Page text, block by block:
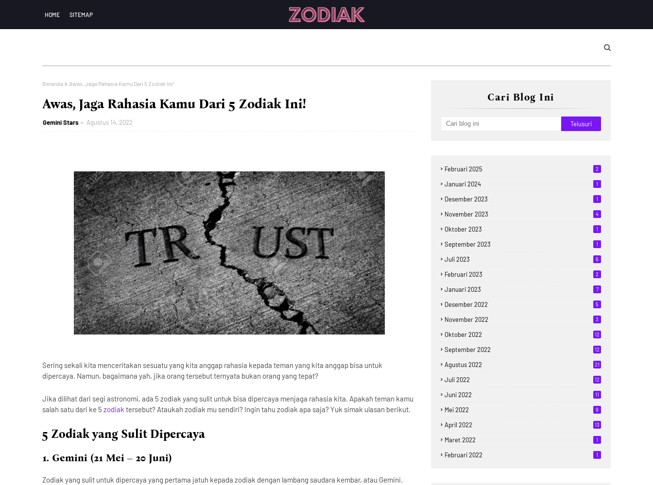
HOME SITEMAP
Beranda Awas, Jaga Rahasia Kamu Dari 5 Zodiak Ini!
Awas, Jaga Rahasia Kamu Dari 5 Zodiak Ini!
Gemini Stars Agustus 14, 2022
Sering sekali kita menceritakan sesuatu yang kita anggap rahasia kepada teman yang kita anggap bisa untuk
dipercaya. Namun, bagaimana yah, jika orang tersebut ternyata bukan orang yang tepat?
Jika dilihat dari segi astronomi, ada 5 zodiak yang sulit untuk bisa dipercaya menjaga rahasia kita. Apakah teman kamu
salah satu dari ke 5 zodiak tersebut? Ataukah zodiak mu sendiri? Ingin tahu zodiak apa saja? Yuk simak ulasan berikut.
5 Zodiak yang Sulit Dipercaya
1. Gemini (21 Mei – 20 Juni)
Zodiak yang sulit untuk dipercaya yang pertama jatuh kepada zodiak dengan lambang saudara kembar, atau Gemini.
Cari Blog Ini
Februari 2025 2
Januari 2024 1
Desember 2023 1
November 2023 4
Oktober 2023 1
September 2023 1
Juli 2023 6
Februari 2023 2
Januari 2023 7
Desember 2022 5
November 2022 3
Oktober 2022 12
September 2022 12
Agustus 2022 21
Juli 2022 12
Juni 2022 11
Mei 2022 9
April 2022 13
Maret 2022 1
Februari 2022 1